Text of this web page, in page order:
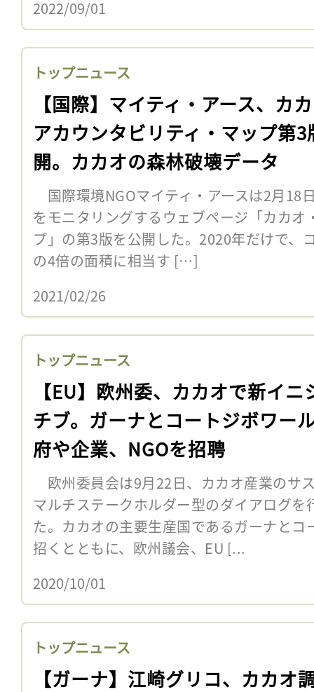
2022/09/01
トップニュース
【国際】マイティ・アース、カ
アカウンタビリティ・マップ第3
開。カカオの森林破壊データ
国際環境NGOマイティ・アースは2月18
をモニタリングするウェブページ「カカ
プ」の第3版を公開した。2020年だけで、
の4倍の面積に相当す […]
2021/02/26
トップニュース
【EU】欧州委、カカオで新イニ
チブ。ガーナとコートジボワー
府や企業、NGOを招聘
欧州委員会は9月22日、カカオ産業のサ
マルチステークホルダー型のダイアログ
た。カカオの主要生産国であるガーナと
招くとともに、欧州議会、EU [...
2020/10/01
トップニュース
【ガーナ】江崎グリコ、カカオ